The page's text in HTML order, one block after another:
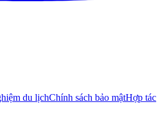
du lịchChính sách bảo mậtHợp tác